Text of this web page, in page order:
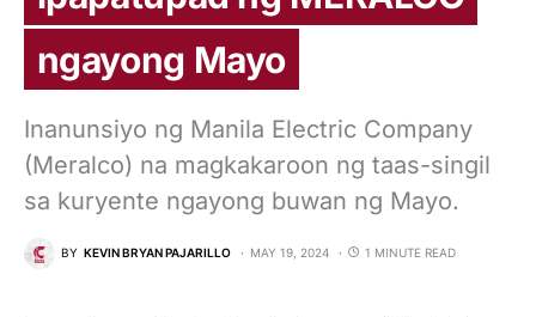
ngayong Mayo
Inanunsiyo ng Manila Electric Company
(Meralco) na magkakaroon ng taas-singil
sa kuryente ngayong buwan ng Mayo.
BY KEVIN BRYAN PAJARILLO MAY 19, 2024 1 MINUTE READ